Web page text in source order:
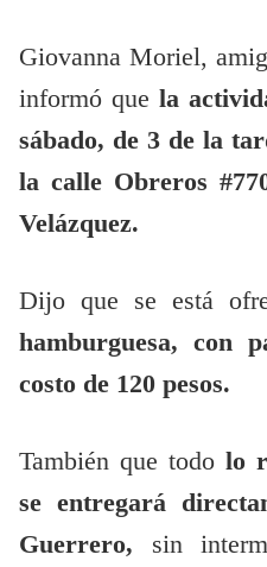
Giovanna Moriel,
informó que la
sábado, de 3 de la
la calle Obreros
Velázquez.
Dijo que se está
hamburguesa, con
costo de 120 pesos.
También que todo lo
se entregará
Guerrero, sin